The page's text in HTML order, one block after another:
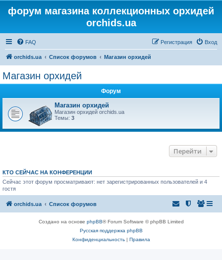
форум магазина коллекционных орхидей
orchids.ua
FAQ Вход
Регистрация
orchids.ua Список форумов Магазин орхидей
Магазин орхидей
Форум
Магазин орхидей
Магазин орхидей orchids.ua
Темы: 3
Перейти
КТО СЕЙЧАС НА КОНФЕРЕНЦИИ
Сейчас этот форум просматривают: нет зарегистрированных пользователей и 4
гостя
orchids.ua Список форумов
Создано на основе phpBB® Forum Software © phpBB Limited
Русская поддержка phpBB
Конфиденциальность| Правила